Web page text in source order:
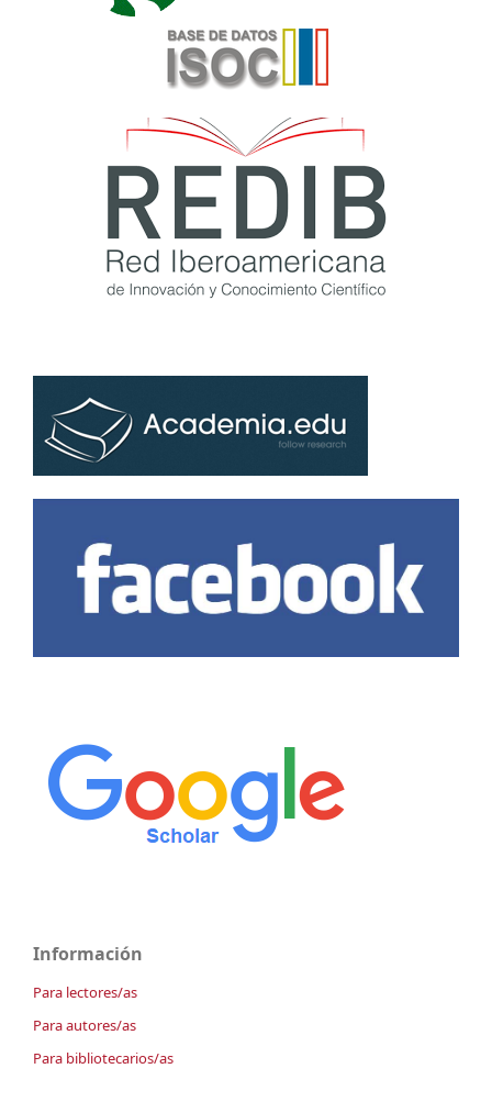
Información
Para lectores/as
Para autores/as
Para bibliotecarios/as